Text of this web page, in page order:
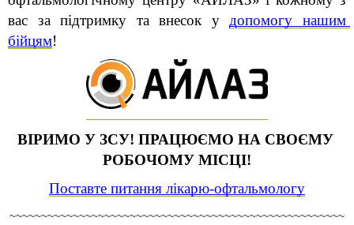
вас за підтримку та внесок у допомогу нашим
бійцям!
ВІРИМО У ЗСУ! ПРАЦЮЄМО НА СВОЄМУ
РОБОЧОМУ МІСЦІ!
Поставте питання лікарю-офтальмологу
~~~~~~~~~~~~~~~~~~~~~~~~~~~~~~~~~~~~~~~~~~~~~~~~~~~~~